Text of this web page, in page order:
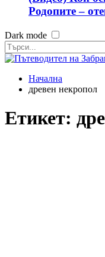
Родопите –
Dark mode
Начална
древен некропол
Етикет: